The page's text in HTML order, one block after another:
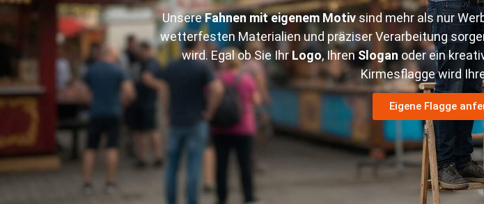
UnsereFahnen mit eigenem Motivsind mehr als nur
wetterfesten Materialien und präziser Verarbeitung
wird. Egal ob Sie IhrLogo, IhrenSlogan oder ein
Kirmesflagge wird
Eigene Flagge